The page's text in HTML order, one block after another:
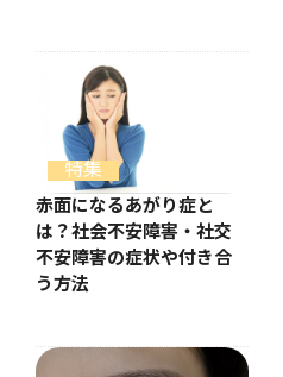
特集
赤面になるあがり症と
は？社会不安障害・社交
不安障害の症状や付き合
う方法